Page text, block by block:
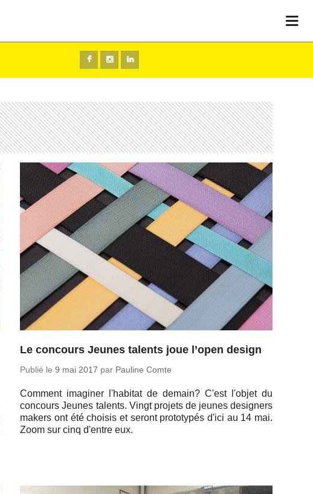
Le concours Jeunes talents joue l’open design
Publié le9 mai 2017 par Pauline Comte
Comment ima­gi­ner l'ha­bi­tat de demain? C'est l'objet du
concours Jeunes talents. Vingt projets de jeunes de­si­gners
makers ont été choisis et seront pro­to­ty­pés d'ici au 14 mai.
Zoom sur cinq d'entre eux.